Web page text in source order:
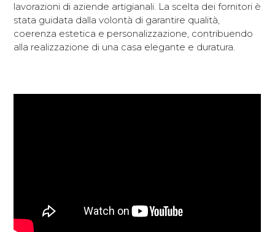
lavorazioni di aziende artigianali. La scelta dei fornitori è
stata guidata dalla volontà di garantire qualità,
coerenza estetica e personalizzazione, contribuendo
alla realizzazione di una casa elegante e duratura.